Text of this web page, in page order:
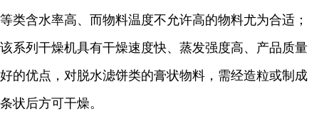
等类含水率高、而物料温度不允许高的物料尤为合适；
该系列干燥机具有干燥速度快、蒸发强度高、产品质量
好的优点，对脱水滤饼类的膏状物料，需经造粒或制成
条状后方可干燥。